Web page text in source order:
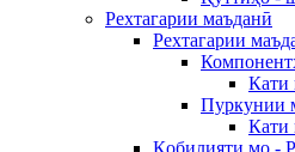
Рехтагарии маъданӣ
Рехтагарии
Пуркунии
Қобилияти мо -